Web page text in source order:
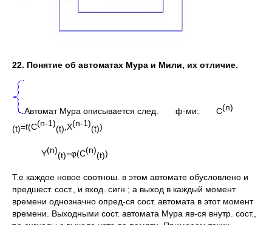
22. Понятие об автоматах Мура и Мили, их отличие.
Автомат Мура описывается след. ф-ми: C(n)
(t)=f(C(n-1)
(t) ,X(n-1)
(t))
Y(n)
(t)=φ(C(n)
(t))
Т.е каждое новое соотнош. в этом автомате обусловлено и
предшест. сост., и вход. сигн.; а выход в каждый момент
времени однозначно опред-ся сост. автомата в этот момент
времени. Выходными сост. автомата Мура яв-ся внутр. сост.,